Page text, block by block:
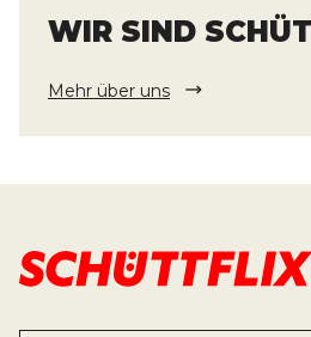
WIR SIND
Mehr über uns